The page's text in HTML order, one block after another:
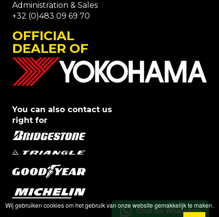
Administration & Sales
+32 (0)483 09 69 70
OFFICIAL
DEALER OF
You can also contact us
right for
Wij gebruiken cookies om het gebruik van onze website gemakkelijk te maken.